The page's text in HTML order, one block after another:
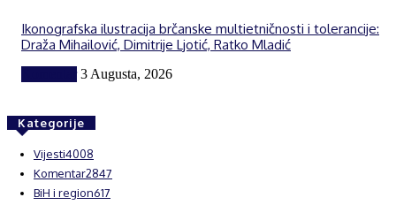
Ikonografska ilustracija brčanske multietničnosti i tolerancije:
Draža Mihailović, Dimitrije Ljotić, Ratko Mladić
3 Augusta, 2026
Kategorije
Vijesti4008
Komentar2847
BiH i region617